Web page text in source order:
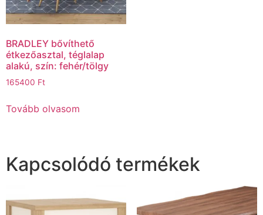
BRADLEY bővíthető
étkezőasztal, téglalap
alakú, szín: fehér/tölgy
165400 Ft
Tovább olvasom
Kapcsolódó termékek